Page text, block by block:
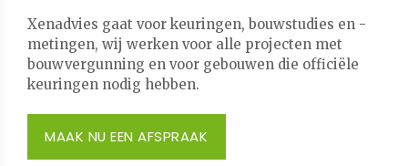
Xenadvies gaat voor keuringen, bouwstudies en -
metingen, wij werken voor alle projecten met
bouwvergunning en voor gebouwen die officiële
keuringen nodig hebben.
MAAK NU EEN AFSPRAAK